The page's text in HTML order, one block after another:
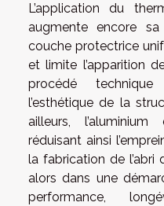
L’application du
augmente encore
couche protectrice
et limite l’apparition
procédé
l’esthétique de la
ailleurs,
réduisant ainsi
la fabrication de l’abri
alors dans une
performance,